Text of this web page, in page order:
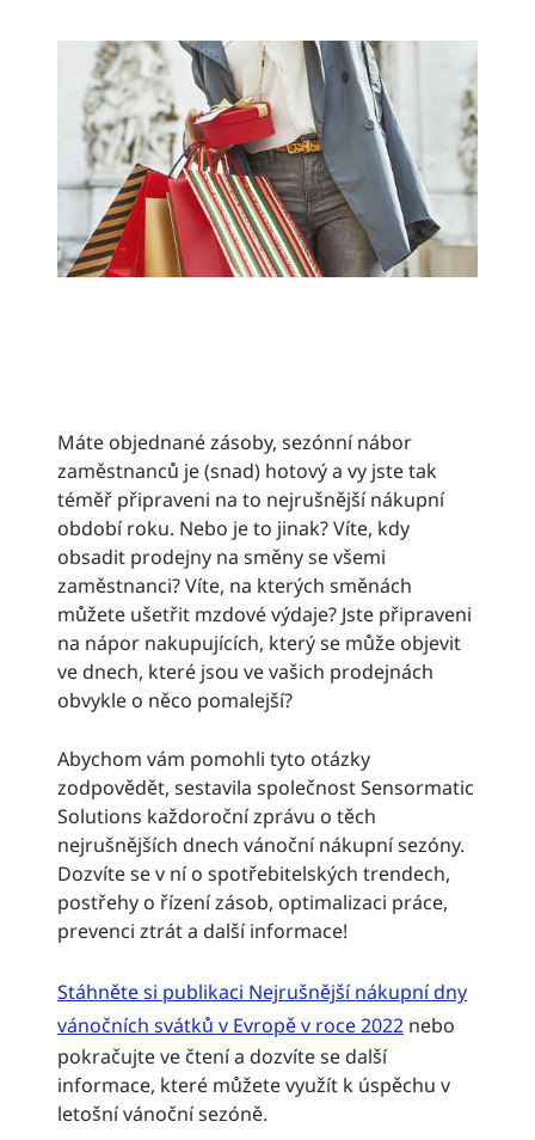
Máte objednané zásoby, sezónní nábor
zaměstnanců je (snad) hotový a vy jste tak
téměř připraveni na to nejrušnější nákupní
období roku. Nebo je to jinak? Víte, kdy
obsadit prodejny na směny se všemi
zaměstnanci? Víte, na kterých směnách
můžete ušetřit mzdové výdaje? Jste připraveni
na nápor nakupujících, který se může objevit
ve dnech, které jsou ve vašich prodejnách
obvykle o něco pomalejší?
Abychom vám pomohli tyto otázky
zodpovědět, sestavila společnost Sensormatic
Solutions každoroční zprávu o těch
nejrušnějších dnech vánoční nákupní sezóny.
Dozvíte se v ní o spotřebitelských trendech,
postřehy o řízení zásob, optimalizaci práce,
prevenci ztrát a další informace!
Stáhněte si publikaci Nejrušnější nákupní dny
vánočních svátků v Evropě v roce 2022 nebo
pokračujte ve čtení a dozvíte se další
informace, které můžete využít k úspěchu v
letošní vánoční sezóně.